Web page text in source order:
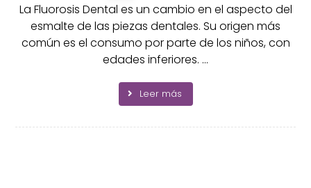
La Fluorosis Dental es un cambio en el aspecto del
esmalte de las piezas dentales. Su origen más
común es el consumo por parte de los niños, con
edades inferiores. ...
Leer más